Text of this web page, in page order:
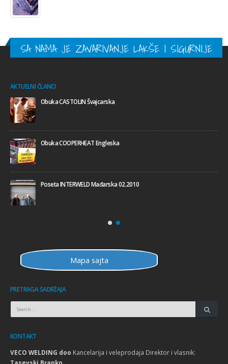
SA NAMA JE ZAVARIVANJE LAKŠE I SIGURNIJE
AKTUELNI ČLANCI
Obuka CASTOLIN Švajcarska
Obuka COOPERHEAT Engleska
Poseta INTERWELD Mađarska 02.2010
Mapa sajta
PRETRAGA SADRŽAJA
KONTAKT
VECO WELDING doo Kancelarija i veleprodaja Direktor i vlasnik: